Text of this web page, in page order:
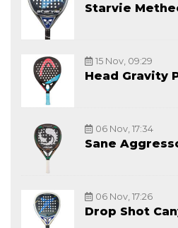
Starvie
15 Nov, 09:29
Head Gravity
06 Nov, 17:34
Sane
06 Nov, 17:26
Drop Shot